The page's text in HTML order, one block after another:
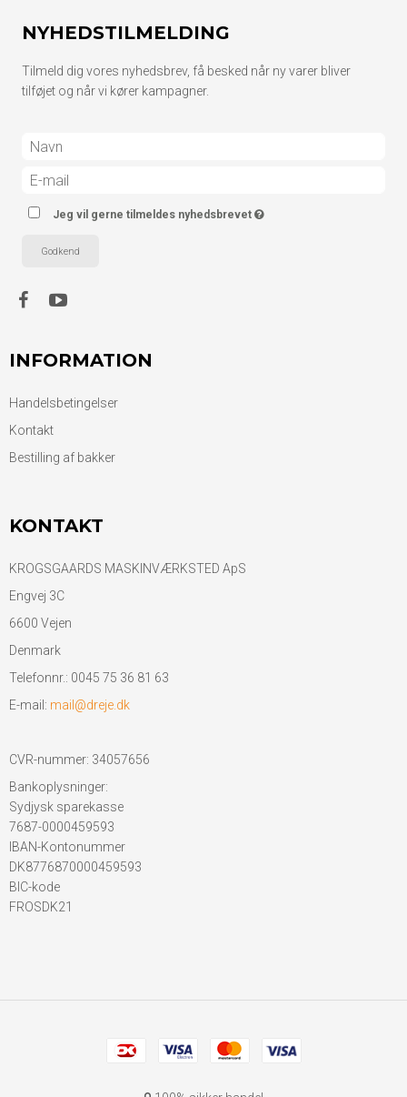
NYHEDSTILMELDING
Tilmeld dig vores nyhedsbrev, få besked når ny varer bliver
tilføjet og når vi kører kampagner.
Jeg vil gerne tilmeldes nyhedsbrevet
Godkend
INFORMATION
Handelsbetingelser
Kontakt
Bestilling af bakker
KONTAKT
KROGSGAARDS MASKINVÆRKSTED ApS
Engvej 3C
6600 Vejen
Denmark
Telefonnr.: 0045 75 36 81 63
E-mail : mail@dreje.dk
CVR-nummer: 34057656
Bankoplysninger:
Sydjysk sparekasse
7687-0000459593
IBAN-Kontonummer
DK8776870000459593
BIC-kode
FROSDK21